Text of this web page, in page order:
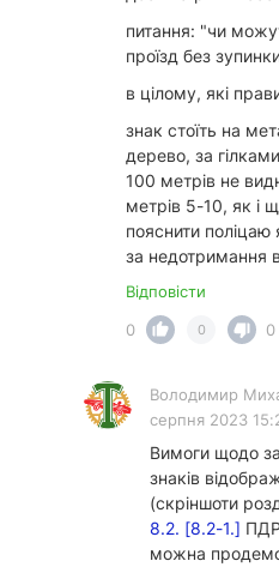
питання: "чи
проїзд без
в цілому, які
знак стоїть на
дерево, за
100 метрів не
метрів 5-10, як і
пояснити
за недотримання
Відповісти
0
0 0
Володимир
серпня 2023
Вимоги щодо
знаків
(скріншоти
8.2. [8.2-1.]
можна